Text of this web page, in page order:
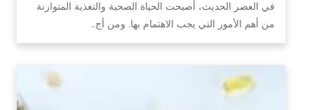
في العصر الحديث، أصبحت الحياة الصحية والتغذية المتوازنة
من أهم الأمور التي يجب الاهتمام بها. ومن أج…